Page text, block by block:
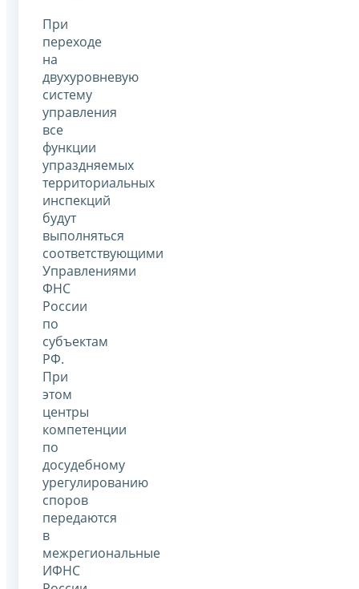
При
переходе
на
двухуровневую
систему
управления
все
функции
упраздняемых
территориальных
инспекций
будут
выполняться
соответствующими
Управлениями
ФНС
России
по
субъектам
РФ.
При
этом
центры
компетенции
по
досудебному
урегулированию
споров
передаются
в
межрегиональные
ИФНС